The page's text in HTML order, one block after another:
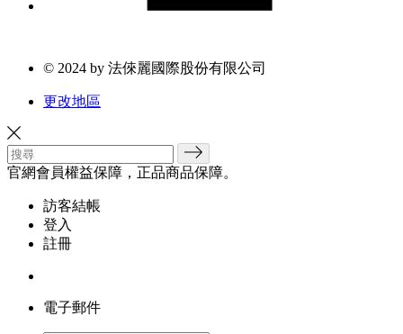
© 2024 by 法倈麗國際股份有限公司
更改地區
官網會員權益保障，正品商品保障。
訪客結帳
登入
註冊
電子郵件